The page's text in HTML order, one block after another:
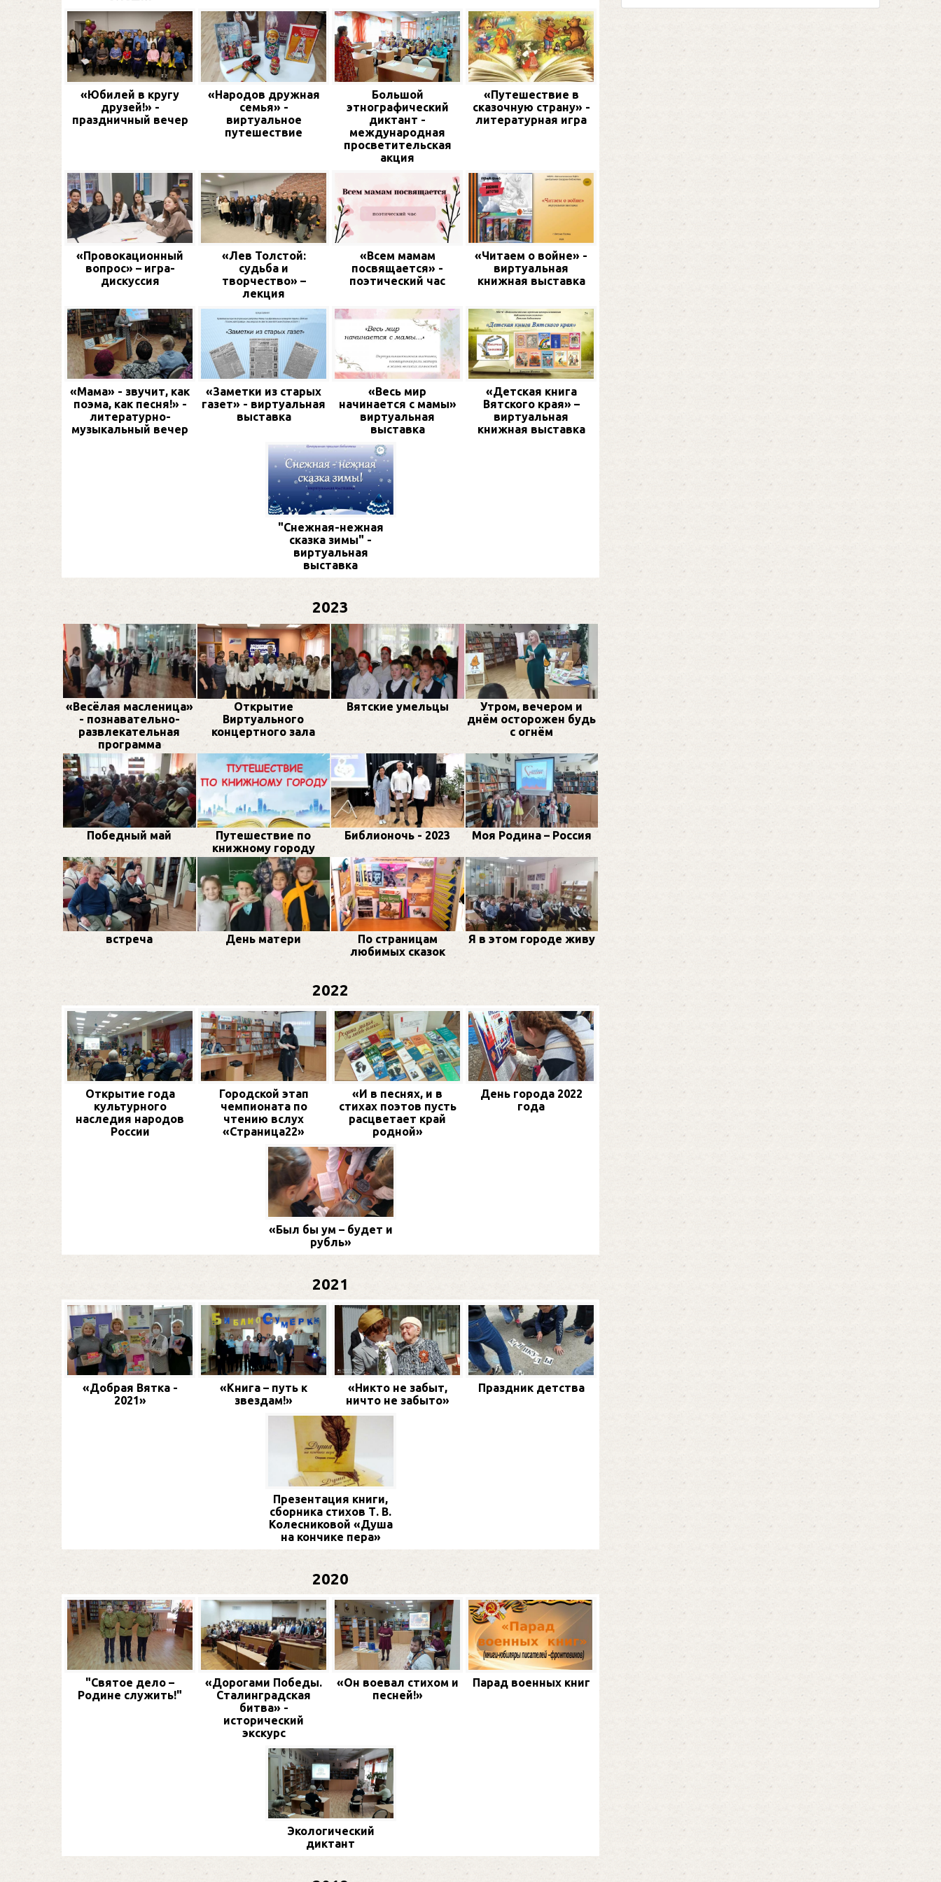
«Юбилей в кругу
друзей!» -
праздничный вечер
«Народов дружная
семья» -
виртуальное
путешествие
Большой
этнографический
диктант -
международная
просветительская
акция
«Путешествие в
сказочную страну» -
литературная игра
«Провокационный
вопрос» – игра-
дискуссия
«Лев Толстой:
судьба и
творчество» –
лекция
«Всем мамам
посвящается» -
поэтический час
«Читаем о войне» -
виртуальная
книжная выставка
«Мама» - звучит, как
поэма, как песня!» -
литературно-
музыкальный вечер
«Заметки из старых
газет» - виртуальная
выставка
«Весь мир
начинается с мамы»
виртуальная
выставка
«Детская книга
Вятского края» –
виртуальная
книжная выставка
"Снежная-нежная
сказка зимы" -
виртуальная
выставка
2023
«Весёлая масленица»
- познавательно-
развлекательная
программа
Открытие
Виртуального
концертного зала
Вятские умельцы
Утром, вечером и
днём осторожен будь
с огнём
Победный май
Путешествие по
книжному городу
Библионочь - 2023 Моя Родина – Россия
встреча День матери
По страницам
любимых сказок
Я в этом городе живу
2022
Открытие года
культурного
наследия народов
России
Городской этап
чемпионата по
чтению вслух
«Страница22»
«И в песнях, и в
стихах поэтов пусть
расцветает край
родной»
День города 2022
года
«Был бы ум – будет и
рубль»
2021
«Добрая Вятка -
2021»
«Книга – путь к
звездам!»
«Никто не забыт,
ничто не забыто»
Праздник детства
Презентация книги,
сборника стихов Т. В.
Колесниковой «Душа
на кончике пера»
2020
"Святое дело –
Родине служить!"
«Дорогами Победы.
Сталинградская
битва» -
исторический
экскурс
«Он воевал стихом и
песней!»
Парад военных книг
Экологический
диктант